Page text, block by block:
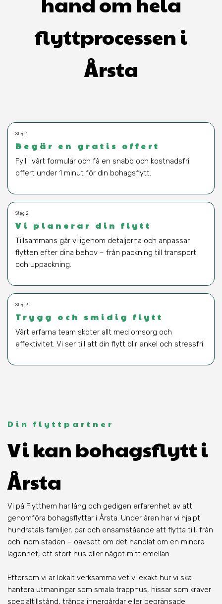
flyttprocessen i
Årsta
Steg 1
Begär en gratis offert
Fyll i vårt formulär och få en snabb och kostnadsfri
offert under 1 minut för din bohagsflytt.
Steg 2
Vi planerar din flytt
Tillsammans går vi igenom detaljerna och anpassar
flytten efter dina behov – från packning till transport
och uppackning.
Steg 3
Trygg och smidig flytt
Vårt erfarna team sköter allt med omsorg och
effektivitet. Vi ser till att din flytt blir enkel och stressfri.
Din flyttpartner
Vi kan bohagsflytt i
Årsta
Vi på Flytthem har lång och gedigen erfarenhet av att
genomföra bohagsflyttar i Årsta. Under åren har vi hjälpt
hundratals familjer, par och ensamstående att flytta till, från
och inom staden – oavsett om det handlat om en mindre
lägenhet, ett stort hus eller något mitt emellan.
Eftersom vi är lokalt verksamma vet vi exakt hur vi ska
hantera utmaningar som smala trapphus, hissar som kräver
specialtillstånd, trånga innergårdar eller begränsade